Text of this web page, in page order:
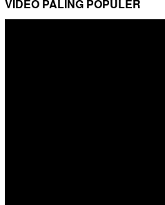
VIDEO PALING POPULER